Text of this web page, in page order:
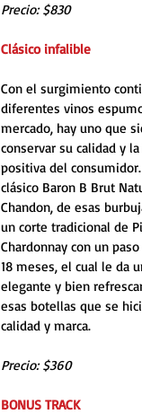
Precio: $830
Clásico infalible
Con el surgimiento
diferentes vinos
mercado, hay uno que
conservar su calidad y
positiva del
clásico Baron B Brut
Chandon, de esas
un corte tradicional de
Chardonnay con un
18 meses, el cual le da
elegante y bien
esas botellas que se
calidad y marca.
Precio: $360
BONUS TRACK